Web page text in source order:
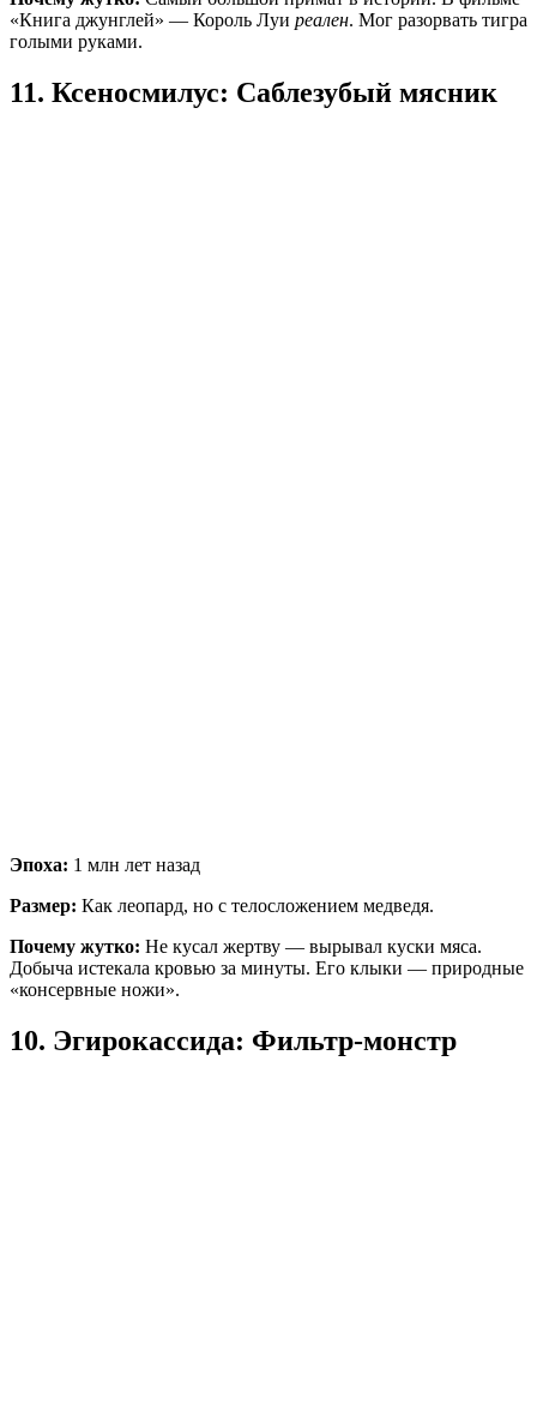
«Книга джунглей» — Король Луи реален. Мог разорвать тигра
голыми руками.
11. Ксеносмилус: Саблезубый мясник
Эпоха: 1 млн лет назад
Размер: Как леопард, но с телосложением медведя.
Почему жутко: Не кусал жертву — вырывал куски мяса.
Добыча истекала кровью за минуты. Его клыки — природные
«консервные ножи».
10. Эгирокассида: Фильтр-монстр